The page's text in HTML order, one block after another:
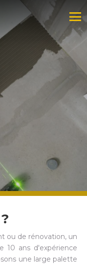
ou de rénovation, un
10 ans d'expérience
une large palette